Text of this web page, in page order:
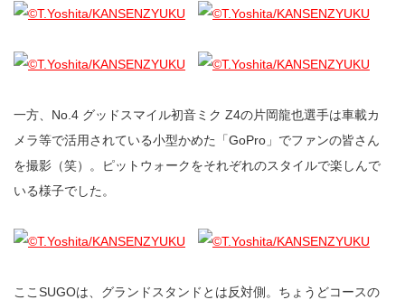
一方、No.4 グッドスマイル初音ミク Z4の片岡龍也選手は車載カ
メラ等で活用されている小型かめた「GoPro」でファンの皆さん
を撮影（笑）。ピットウォークをそれぞれのスタイルで楽しんで
いる様子でした。
ここSUGOは、グランドスタンドとは反対側。ちょうどコースの